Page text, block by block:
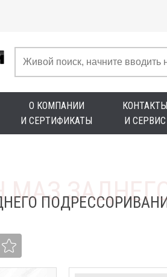
О КОМПАНИИ
И СЕРТИФИКАТЫ
КОНТАКТЫ
И СЕРВИС